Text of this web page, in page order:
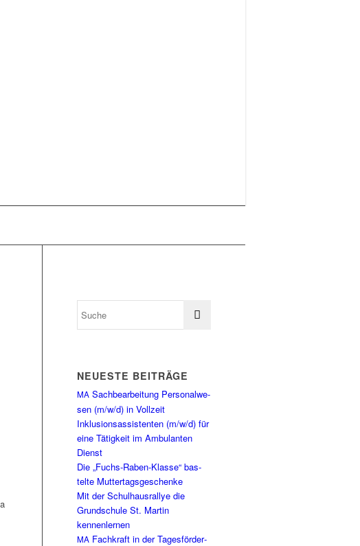
NEU­ES­TE BEITRÄGE
MA Sach­be­ar­bei­tung Per­so­nal­we­
sen (m/w/d) in Vollzeit
Inklu­si­ons­as­sis­ten­ten (m/w/d) für
eine Tätig­keit im Ambu­lan­ten
Dienst
Die „Fuchs-Raben-Klas­se“ bas­
tel­te Muttertagsgeschenke
Mit der Schul­haus­ral­lye die
Grund­schu­le St. Mar­tin
kennenlernen
MA Fach­kraft in der Tages­för­der­